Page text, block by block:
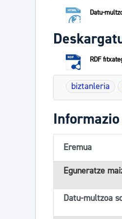
Datu-
RDF
biztanleria
Eremua
Eguneratze
Datu-multzoa